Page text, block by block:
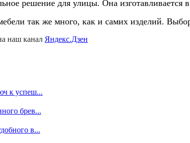
решение для улицы. Она изготавливается
так же много, как и самих изделий.
наш канал Яндекс.Дзен
к успеш...
брев...
в...